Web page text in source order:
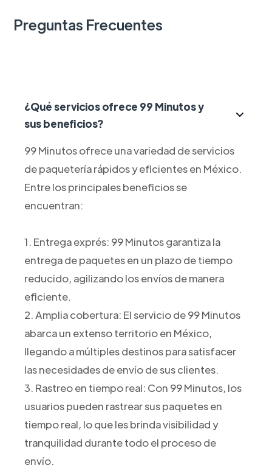
Preguntas Frecuentes
¿Qué servicios ofrece 99 Minutos y
sus beneficios?
99 Minutos ofrece una variedad de servicios
de paquetería rápidos y eficientes en México.
Entre los principales beneficios se
encuentran:
1. Entrega exprés: 99 Minutos garantiza la
entrega de paquetes en un plazo de tiempo
reducido, agilizando los envíos de manera
eficiente.
2. Amplia cobertura: El servicio de 99 Minutos
abarca un extenso territorio en México,
llegando a múltiples destinos para satisfacer
las necesidades de envío de sus clientes.
3. Rastreo en tiempo real: Con 99 Minutos, los
usuarios pueden rastrear sus paquetes en
tiempo real, lo que les brinda visibilidad y
tranquilidad durante todo el proceso de
envío.